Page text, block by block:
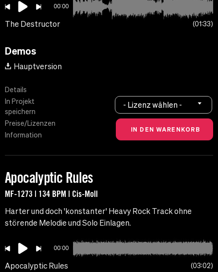
00:00
The Destructor 01:33
Demos
Hauptversion
Details
In Projekt
speichern
Preise/Lizenzen
Information
- Lizenz wählen -
Apocalyptic Rules
MF-1273 | 134 BPM | Cis-Moll
Harter und doch 'konstanter' Heavy Rock Track ohne
störende Melodie und Solo Einlagen.
00:00
Apocalyptic Rules 03:02